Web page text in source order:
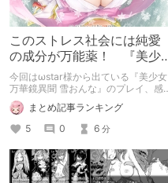
このストレス社会には純愛
の成分が万能薬！ 『美少
女万華鏡異聞 雪おんな』の
すすめ。
今回はωstar様から出ている『美少女
万華鏡異聞 雪おんな』のプレイ、感
想レビューだよ。
まとめ記事ランキング
5
0 6 分